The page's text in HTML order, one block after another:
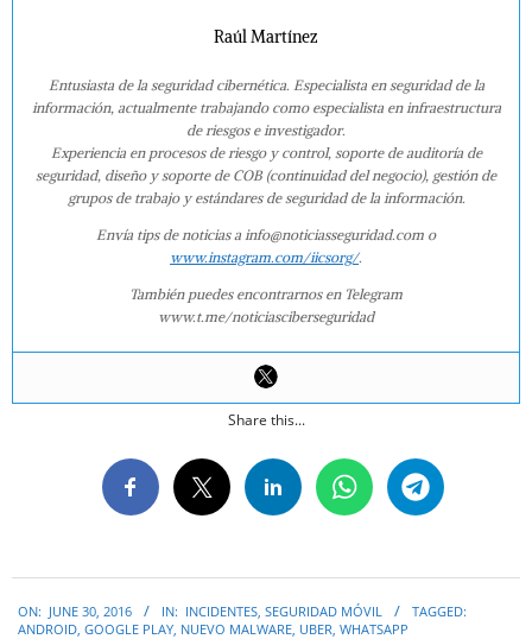
Raúl Martínez
Entusiasta de la seguridad cibernética. Especialista en seguridad de la
información, actualmente trabajando como especialista en infraestructura
de riesgos e investigador.
Experiencia en procesos de riesgo y control, soporte de auditoría de
seguridad, diseño y soporte de COB (continuidad del negocio), gestión de
grupos de trabajo y estándares de seguridad de la información.
Envía tips de noticias a info@noticiasseguridad.com o
www.instagram.com/iicsorg/.
También puedes encontrarnos en Telegram
www.t.me/noticiasciberseguridad
Share this...
06-
ON: JUNE 30, 2016 IN: INCIDENTES SEGURIDAD MÓVIL
TAGGED:
ANDROID GOOGLE PLAY NUEVO MALWARE UBER WHATSAPP